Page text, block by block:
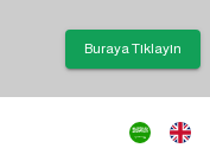
Buraya Tıklayın